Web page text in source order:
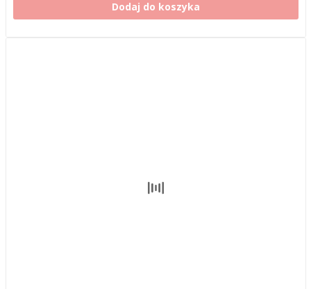
Dodaj do koszyka